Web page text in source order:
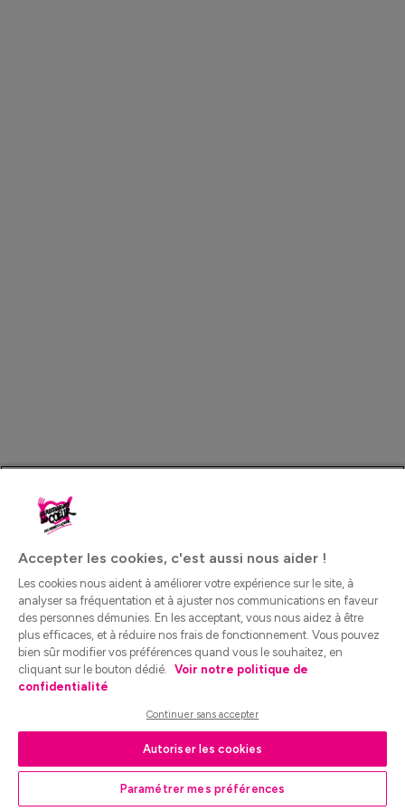
Accepter les cookies, c'est aussi nous aider !
Les cookies nous aident à améliorer votre expérience sur le site, à
analyser sa fréquentation et à ajuster nos communications en faveur
des personnes démunies. En les acceptant, vous nous aidez à être
plus efficaces, et à réduire nos frais de fonctionnement. Vous pouvez
bien sûr modifier vos préférences quand vous le souhaitez, en
cliquant sur le bouton dédié. Voir notre politique de
confidentialité
Continuer sans accepter
Autoriser les cookies
Paramétrer mes préférences